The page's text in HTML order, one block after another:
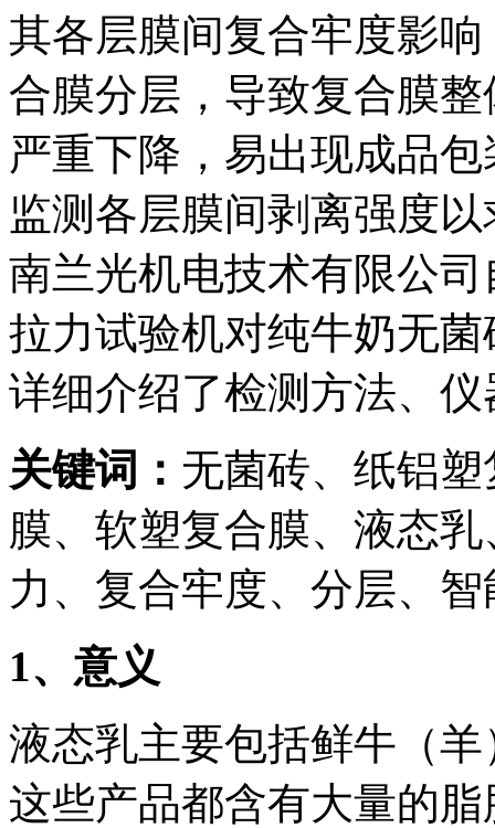
其各层膜间复合牢度影
合膜分层，导致复合膜
严重下降，易出现成品
监测各层膜间剥离强度
南兰光机电技术有限公
拉力试验机对纯牛奶无
详细介绍了检测方法、
关键词： 无菌砖、纸铝
膜、软塑复合膜、液态
力、复合牢度、分层、
1、意义
液态乳主要包括鲜牛（
这些产品都含有大量的